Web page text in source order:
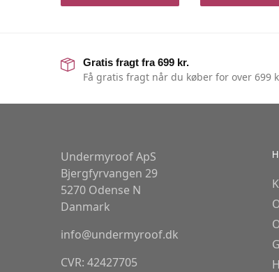
Gratis fragt fra 699 kr.
Få gratis fragt når du køber for over 699
Undermyroof ApS
Bjergfyrvangen 29
5270 Odense N
Danmark
info@undermyroof.dk
CVR: 42427705